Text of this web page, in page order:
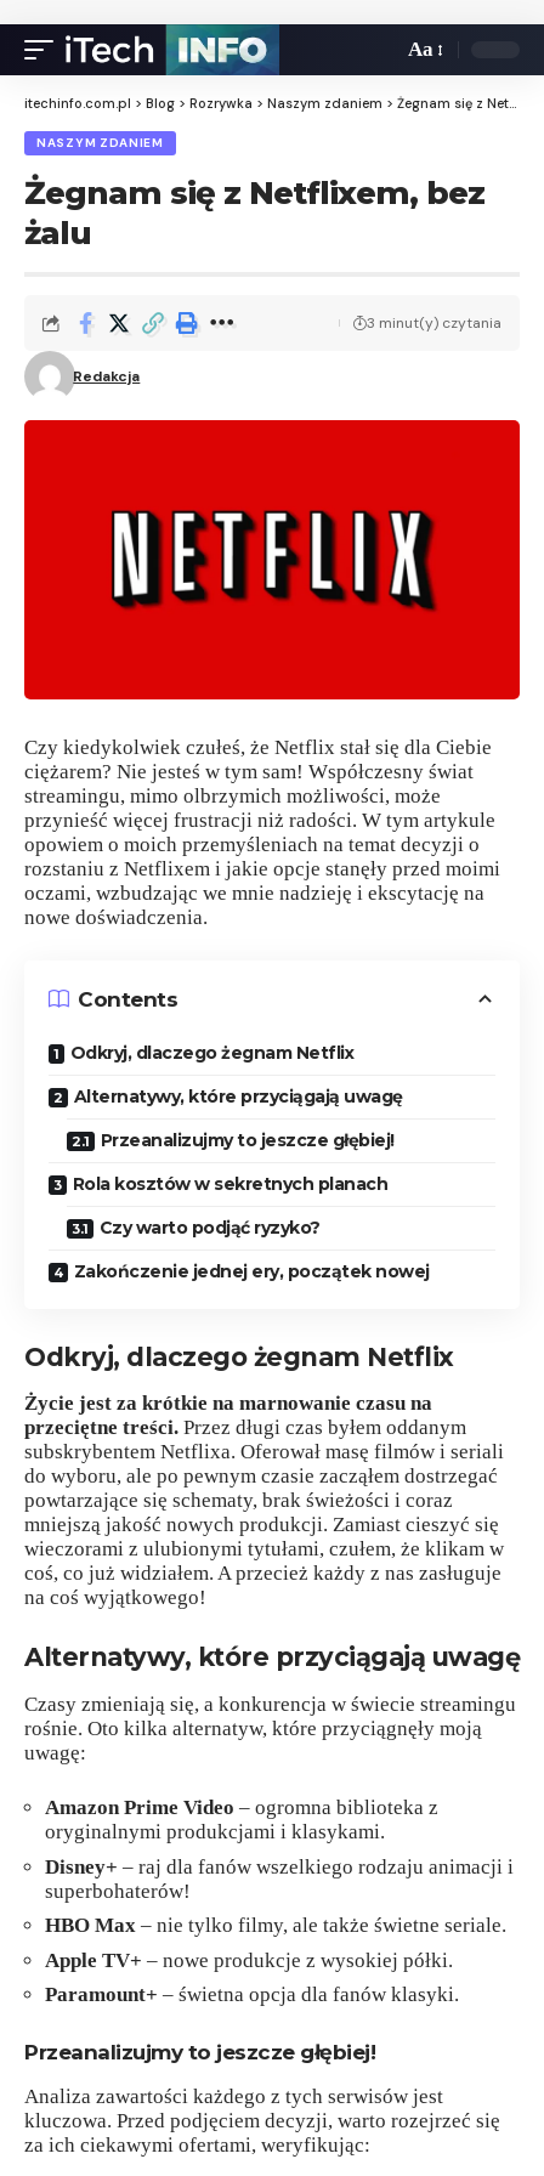
Aa
itechinfo.com.pl > Blog > Rozrywka > Naszym zdaniem > Żegnam się z Netflixem, bez żalu
NASZYM ZDANIEM
Żegnam się z Netflixem, bez
żalu
Redakcja
3 minut(y) czytania
Czy kiedykolwiek czułeś, że Netflix stał się dla Ciebie
ciężarem? Nie jesteś w tym sam! Współczesny świat
streamingu, mimo olbrzymich możliwości, może
przynieść więcej frustracji niż radości. W tym artykule
opowiem o moich przemyśleniach na temat decyzji o
rozstaniu z Netflixem i jakie opcje stanęły przed moimi
oczami, wzbudzając we mnie nadzieję i ekscytację na
nowe doświadczenia.
Contents
Odkryj, dlaczego żegnam Netflix
Alternatywy, które przyciągają uwagę
Przeanalizujmy to jeszcze głębiej!
Rola kosztów w sekretnych planach
Czy warto podjąć ryzyko?
Zakończenie jednej ery, początek nowej
Odkryj, dlaczego żegnam Netflix
Życie jest za krótkie na marnowanie czasu na
przeciętne treści. Przez długi czas byłem oddanym
subskrybentem Netflixa. Oferował masę filmów i seriali
do wyboru, ale po pewnym czasie zacząłem dostrzegać
powtarzające się schematy, brak świeżości i coraz
mniejszą jakość nowych produkcji. Zamiast cieszyć się
wieczorami z ulubionymi tytułami, czułem, że klikam w
coś, co już widziałem. A przecież każdy z nas zasługuje
na coś wyjątkowego!
Alternatywy, które przyciągają uwagę
Czasy zmieniają się, a konkurencja w świecie streamingu
rośnie. Oto kilka alternatyw, które przyciągnęły moją
uwagę:
Amazon Prime Video – ogromna biblioteka z
oryginalnymi produkcjami i klasykami.
Disney+ – raj dla fanów wszelkiego rodzaju animacji i
superbohaterów!
HBO Max – nie tylko filmy, ale także świetne seriale.
Apple TV+ – nowe produkcje z wysokiej półki.
Paramount+ – świetna opcja dla fanów klasyki.
Przeanalizujmy to jeszcze głębiej!
Analiza zawartości każdego z tych serwisów jest
kluczowa. Przed podjęciem decyzji, warto rozejrzeć się
za ich ciekawymi ofertami, weryfikując: